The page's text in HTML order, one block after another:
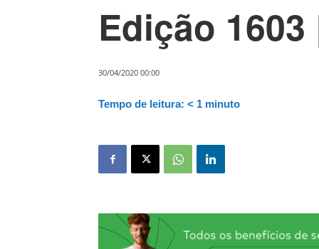
Edição 1603
30/04/2020 00:00
Tempo de leitura: < 1 minuto